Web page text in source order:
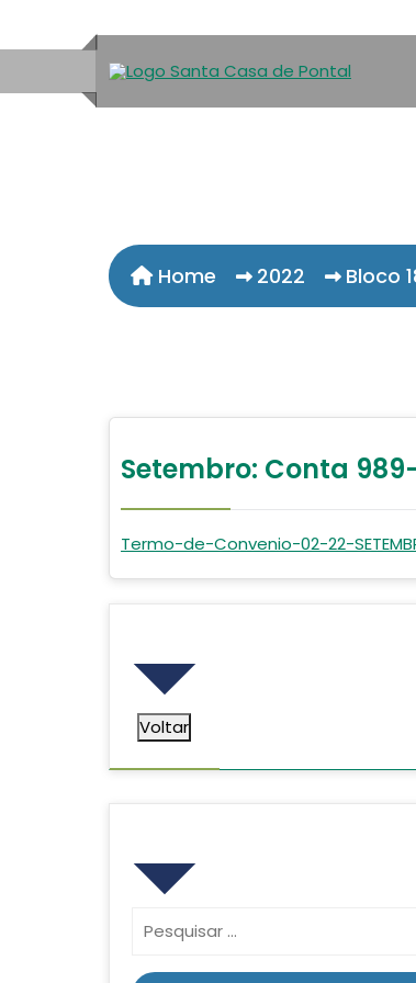
Home 2022 Bloco
Setembro: Conta
Termo-de-Convenio-02-22-
Voltar